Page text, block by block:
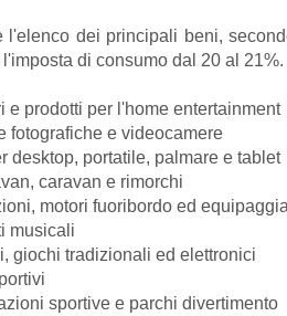
l'elenco dei principali beni,
di consumo dal 20 al 21%.
e prodotti per l'home entertainment
fotografiche e videocamere
desktop, portatile, palmare e tablet
caravan e rimorchi
motori fuoribordo ed
musicali
giochi tradizionali ed elettronici
sportive e parchi divertimento